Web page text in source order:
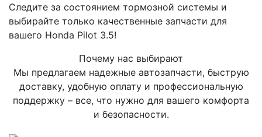
Следите за состоянием тормозной системы и
выбирайте только качественные запчасти для
вашего Honda Pilot 3.5!
Почему нас выбирают
Мы предлагаем надежные автозапчасти, быструю
доставку, удобную оплату и профессиональную
поддержку – все, что нужно для вашего комфорта
и безопасности.